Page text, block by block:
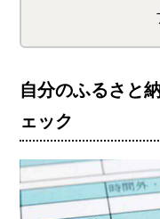
自分のふるさと
ェック